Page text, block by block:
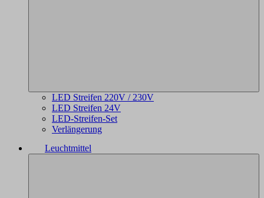
LED Streifen 220V / 230V
LED Streifen 24V
LED-Streifen-Set
Verlängerung
Leuchtmittel